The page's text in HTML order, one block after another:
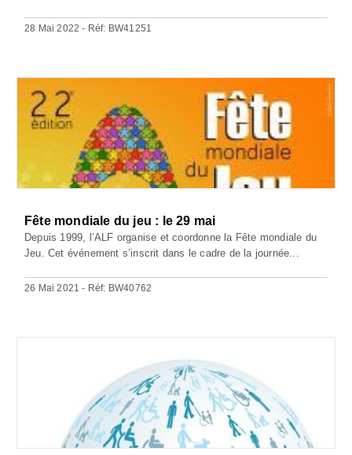
28 Mai 2022 - Réf: BW41251
Fête mondiale du jeu : le 29 mai
Depuis 1999, l’ALF organise et coordonne la Fête mondiale du
Jeu. Cet événement s’inscrit dans le cadre de la journée...
26 Mai 2021 - Réf: BW40762